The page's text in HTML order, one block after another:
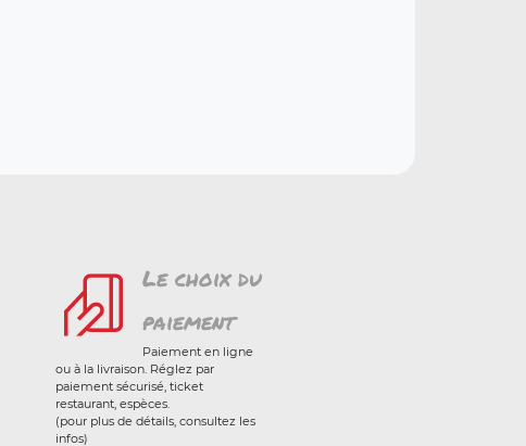
Le choix du
paiement
Paiement en ligne
ou à la livraison. Réglez par
paiement sécurisé, ticket
restaurant, espèces.
(pour plus de détails, consultez les
infos)